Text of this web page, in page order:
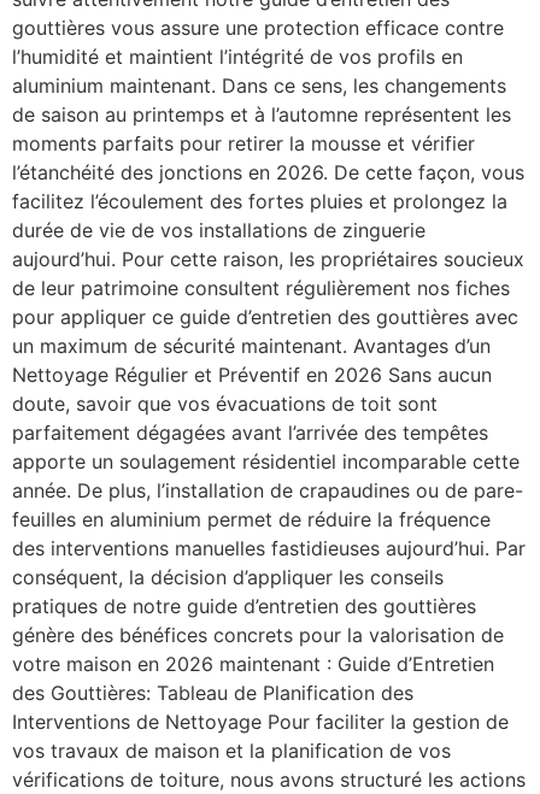
gouttières vous assure une protection efficace contre
l’humidité et maintient l’intégrité de vos profils en
aluminium maintenant. Dans ce sens, les changements
de saison au printemps et à l’automne représentent les
moments parfaits pour retirer la mousse et vérifier
l’étanchéité des jonctions en 2026. De cette façon, vous
facilitez l’écoulement des fortes pluies et prolongez la
durée de vie de vos installations de zinguerie
aujourd’hui. Pour cette raison, les propriétaires soucieux
de leur patrimoine consultent régulièrement nos fiches
pour appliquer ce guide d’entretien des gouttières avec
un maximum de sécurité maintenant. Avantages d’un
Nettoyage Régulier et Préventif en 2026 Sans aucun
doute, savoir que vos évacuations de toit sont
parfaitement dégagées avant l’arrivée des tempêtes
apporte un soulagement résidentiel incomparable cette
année. De plus, l’installation de crapaudines ou de pare-
feuilles en aluminium permet de réduire la fréquence
des interventions manuelles fastidieuses aujourd’hui. Par
conséquent, la décision d’appliquer les conseils
pratiques de notre guide d’entretien des gouttières
génère des bénéfices concrets pour la valorisation de
votre maison en 2026 maintenant : Guide d’Entretien
des Gouttières: Tableau de Planification des
Interventions de Nettoyage Pour faciliter la gestion de
vos travaux de maison et la planification de vos
vérifications de toiture, nous avons structuré les actions